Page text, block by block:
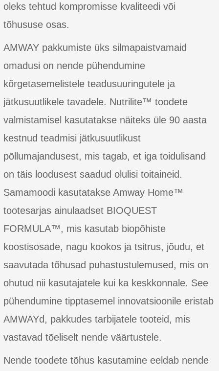
oleks tehtud kompromisse kvaliteedi või
tõhususe osas.
AMWAY pakkumiste üks silmapaistvamaid
omadusi on nende pühendumine
kõrgetasemelistele teadusuuringutele ja
jätkusuutlikele tavadele. Nutrilite™ toodete
valmistamisel kasutatakse näiteks üle 90 aasta
kestnud teadmisi jätkusuutlikust
põllumajandusest, mis tagab, et iga toidulisand
on täis loodusest saadud olulisi toitaineid.
Samamoodi kasutatakse Amway Home™
tootesarjas ainulaadset BIOQUEST
FORMULA™, mis kasutab biopõhiste
koostisosade, nagu kookos ja tsitrus, jõudu, et
saavutada tõhusad puhastustulemused, mis on
ohutud nii kasutajatele kui ka keskkonnale. See
pühendumine tipptasemel innovatsioonile eristab
AMWAYd, pakkudes tarbijatele tooteid, mis
vastavad tõeliselt nende väärtustele.
Nende toodete tõhus kasutamine eeldab nende